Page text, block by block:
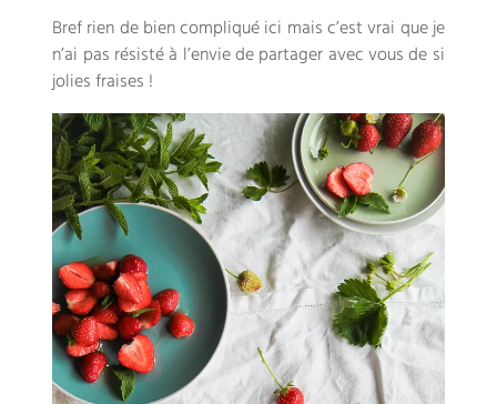
Bref rien de bien compliqué ici mais c’est vrai que je
n’ai pas résisté à l’envie de partager avec vous de si
jolies fraises !